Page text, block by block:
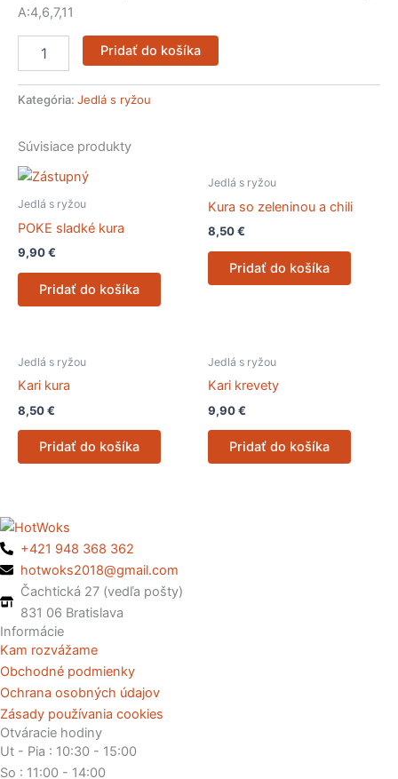
A:4,6,7,11
Pridať do košíka
Kategória: Jedlá s ryžou
Súvisiace produkty
Jedlá s ryžou
POKE sladké kura
9,90€
Pridať do košíka
Jedlá s ryžou
Kura so zeleninou a chili
8,50€
Pridať do košíka
Jedlá s ryžou
Kari kura
8,50€
Pridať do košíka
Jedlá s ryžou
Kari krevety
9,90€
Pridať do košíka
+421 948 368 362
hotwoks2018@gmail.com
Čachtická 27 (vedľa pošty)
831 06 Bratislava
Informácie
Kam rozvážame
Obchodné podmienky
Ochrana osobných údajov
Zásady používania cookies
Otváracie hodiny
Ut - Pia : 10:30 - 15:00
So : 11:00 - 14:00